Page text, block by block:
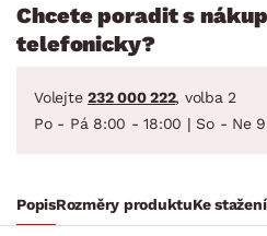
Chcete poradit s
telefonicky?
Volejte 232 000 222, volba 2
Po - Pá 8:00 - 18:00 | So - Ne
PopisRozměry produktuKe stažení